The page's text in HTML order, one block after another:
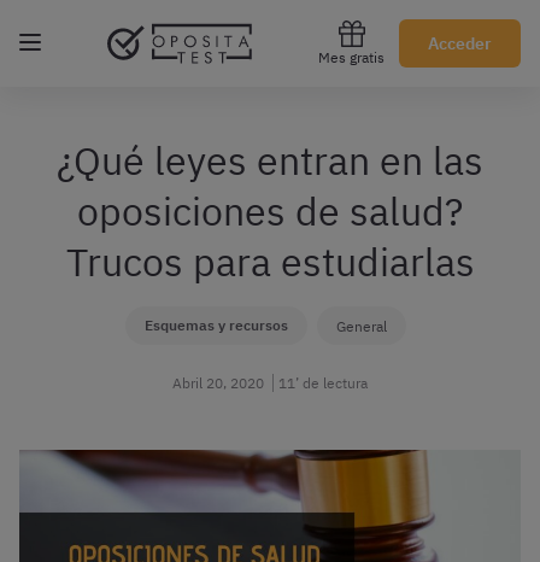
Mes gratis
Acceder
Regístrate gratis
¿Qué leyes entran en las
oposiciones de salud?
Trucos para estudiarlas
Esquemas y recursos General
Abril 20, 2020 11’ de lectura